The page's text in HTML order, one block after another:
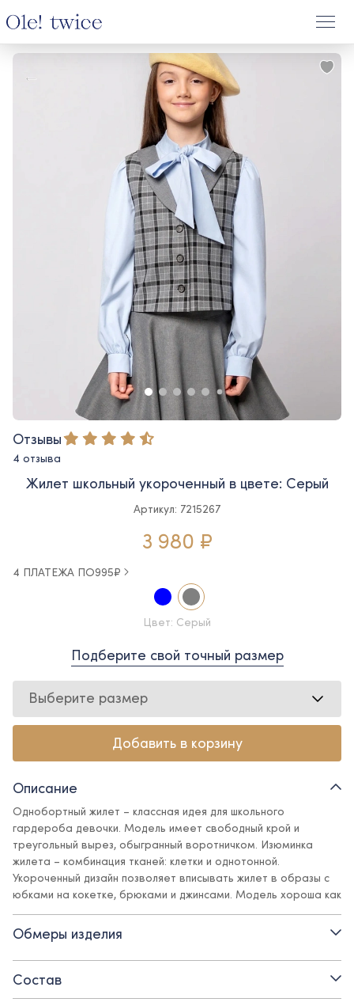
Отзывы
4 отзыва
Жилет школьный укороченный в цвете: Серый
Артикул: 7215267
3 980 ₽
4 ПЛАТЕЖА ПО995₽
Цвет: Серый
Подберите свой точный размер
Выберите размер
Добавить в корзину
Описание
Однобортный жилет – классная идея для школьного
гардероба девочки. Модель имеет свободный крой и
треугольный вырез, обыгранный воротничком. Изюминка
жилета – комбинация тканей: клетки и однотонной.
Укороченный дизайн позволяет вписывать жилет в образы с
юбками на кокетке, брюками и джинсами. Модель хороша как
для прохладных сезонов, в сочетании с водолазкой, так и для
создания легких праздничных образов с блузой.
Детали:
Обмеры изделия
Состав